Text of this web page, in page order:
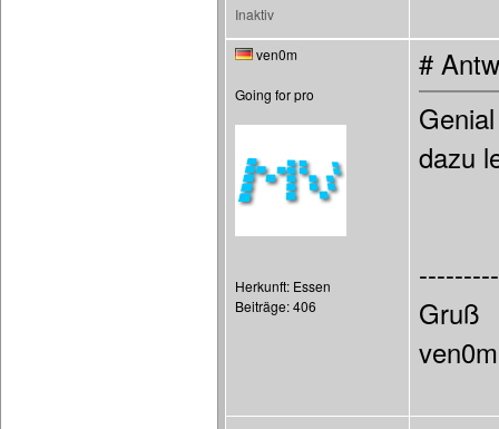
Inaktiv
ven0m
Going for pro
Herkunft: Essen
Beiträge: 406
#
dazu
Gruß
ven0m